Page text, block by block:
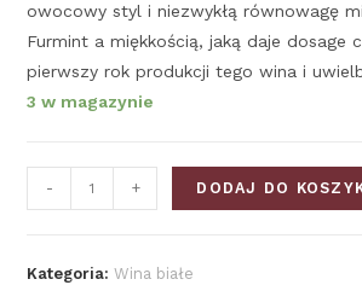
owocowy styl i niezwykłą równowagę
Furmint a miękkością, jaką daje dosage
pierwszy rok produkcji tego wina i
3 w magazynie
- + DODAJ DO
Kategoria:Wina białe